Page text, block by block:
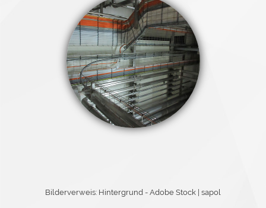
Bilderverweis: Hintergrund - Adobe Stock | sapol